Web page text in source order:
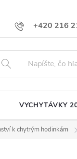
+420 216
VYCHYTÁVKY
k chytrým hodinkám